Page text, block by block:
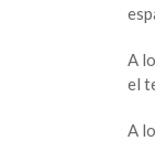
A
el
A